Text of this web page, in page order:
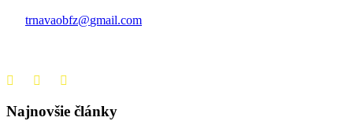
trnavaobfz@gmail.com
Najnovšie články